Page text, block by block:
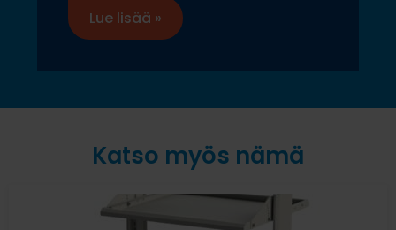
Lue lisää »
Katso myös nämä